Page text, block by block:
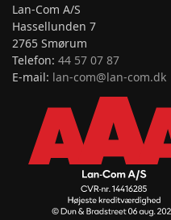
Lan-Com A/S
Hassellunden 7
2765 Smørum
Telefon: 44 57 07 87
E-mail: lan-com@lan-com.dk